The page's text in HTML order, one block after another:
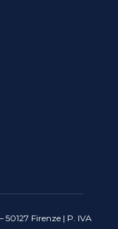
50127 Firenze | P. IVA